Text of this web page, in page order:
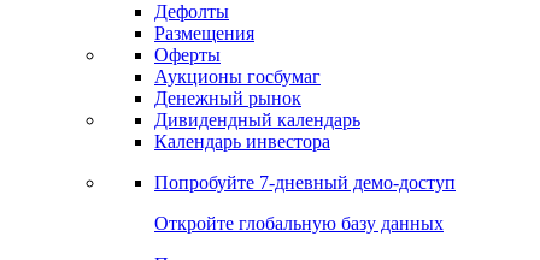
Получить доступ
Календарь
Календарь событий
Дефолты
Размещения
Оферты
Денежный рынок
Календарь инвестора